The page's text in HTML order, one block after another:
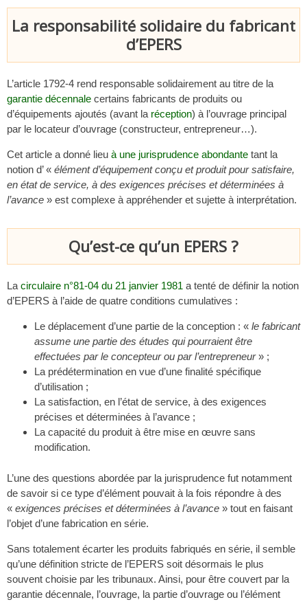
La responsabilité solidaire du fabricant
d’EPERS
L’article 1792-4 rend responsable solidairement au titre de la
garantie décennale certains fabricants de produits ou
d’équipements ajoutés (avant la réception) à l’ouvrage principal
par le locateur d’ouvrage (constructeur, entrepreneur…).
Cet article a donné lieu à une jurisprudence abondante tant la
notion d’ « élément d’équipement conçu et produit pour satisfaire,
en état de service, à des exigences précises et déterminées à
l’avance » est complexe à appréhender et sujette à interprétation.
Qu’est-ce qu’un EPERS ?
La circulaire n°81-04 du 21 janvier 1981 a tenté de définir la notion
d’EPERS à l’aide de quatre conditions cumulatives :
Le déplacement d’une partie de la conception : « le fabricant
assume une partie des études qui pourraient être
effectuées par le concepteur ou par l’entrepreneur» ;
La prédétermination en vue d’une finalité spécifique
d’utilisation ;
La satisfaction, en l’état de service, à des exigences
précises et déterminées à l’avance ;
La capacité du produit à être mise en œuvre sans
modification.
L’une des questions abordée par la jurisprudence fut notamment
de savoir si ce type d’élément pouvait à la fois répondre à des
« exigences précises et déterminées à l’avance » tout en faisant
l’objet d’une fabrication en série.
Sans totalement écarter les produits fabriqués en série, il semble
qu’une définition stricte de l’EPERS soit désormais le plus
souvent choisie par les tribunaux. Ainsi, pour être couvert par la
garantie décennale, l’ouvrage, la partie d’ouvrage ou l’élément